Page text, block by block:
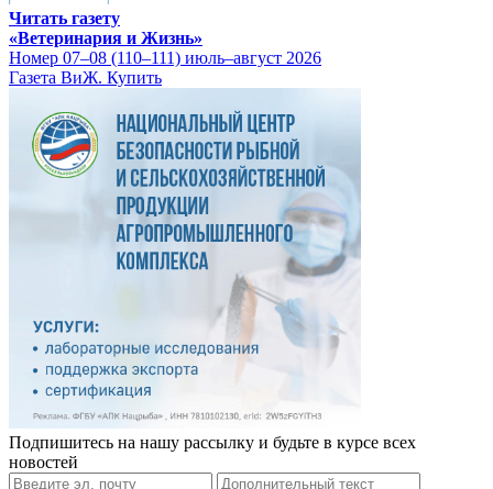
Читать газету
«Ветеринария и Жизнь»
Номер 07–08 (110–111) июль–август 2026
Газета ВиЖ. Купить
Подпишитесь на нашу рассылку и будьте в курсе всех
новостей